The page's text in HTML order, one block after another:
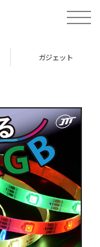
toggle
ガジェット